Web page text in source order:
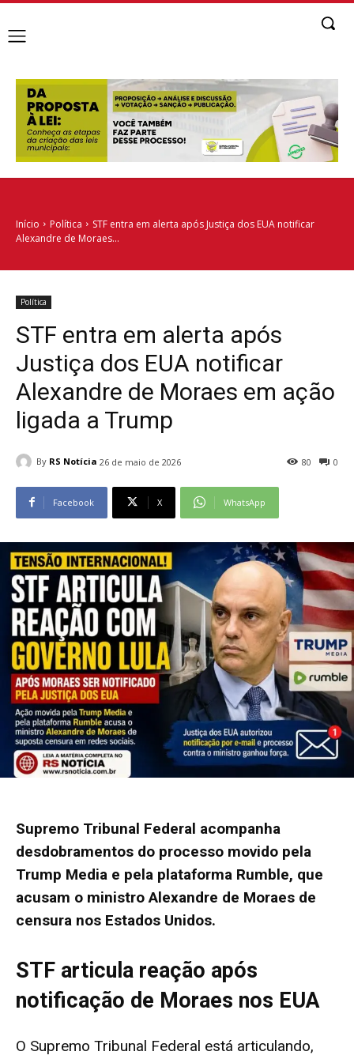
Início Política
STF entra em alerta após Justiça dos EUA notificar
Alexandre de Moraes...
Política
STF entra em alerta após
Justiça dos EUA notificar
Alexandre de Moraes em ação
ligada a Trump
By RS Notícia 26 de maio de 2026 0
80
Facebook X WhatsApp
Supremo Tribunal Federal acompanha
desdobramentos do processo movido pela
Trump Media e pela plataforma Rumble, que
acusam o ministro Alexandre de Moraes de
censura nos Estados Unidos.
STF articula reação após
notificação de Moraes nos EUA
O Supremo Tribunal Federal está articulando,